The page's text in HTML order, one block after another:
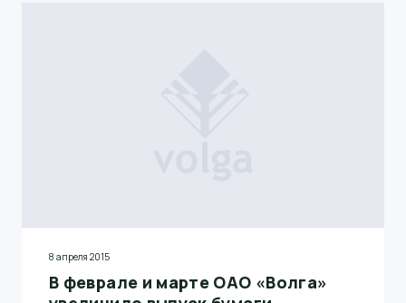
8 апреля 2015
В феврале и марте ОАО «Волга»